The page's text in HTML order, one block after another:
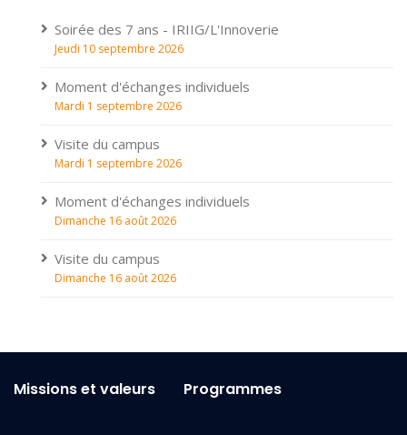
Soirée des 7 ans - IRIIG/L'Innoverie
Jeudi 10 septembre 2026
Moment d'échanges individuels
Mardi 1 septembre 2026
Visite du campus
Mardi 1 septembre 2026
Moment d'échanges individuels
Dimanche 16 août 2026
Visite du campus
Dimanche 16 août 2026
Missions et valeurs Programmes